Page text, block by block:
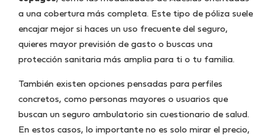
a una cobertura más completa. Este tipo de póliza suele
encajar mejor si haces un uso frecuente del seguro,
quieres mayor previsión de gasto o buscas una
protección sanitaria más amplia para ti o tu familia.
También existen opciones pensadas para perfiles
concretos, como personas mayores o usuarios que
buscan un seguro ambulatorio sin cuestionario de salud.
En estos casos, lo importante no es solo mirar el precio,